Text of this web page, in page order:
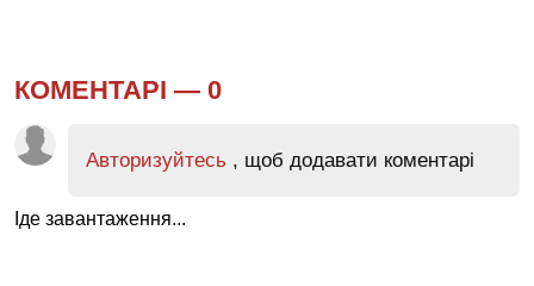
КОМЕНТАРІ — 0
Авторизуйтесь , щоб додавати коментарі
Іде завантаження...